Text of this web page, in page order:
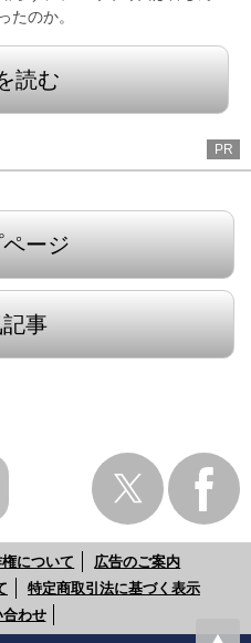
たのか。
読む
PR
ページ
記事
について
広告のご案内
特定商取引法に基づく表示
合わせ